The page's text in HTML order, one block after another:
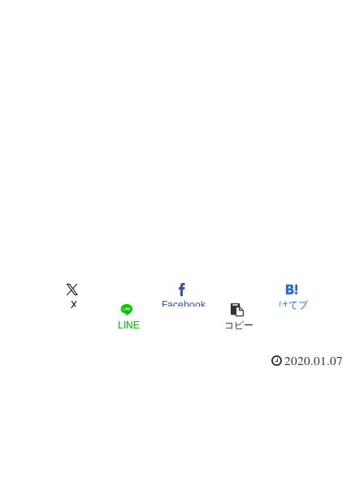
X Facebook
はてブ
LINE
コピー
2020.01.07